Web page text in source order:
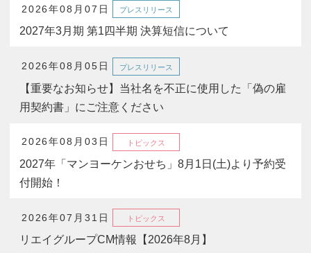
2026年08月07日 プレスリリース
2027年3月期 第1四半期 決算短信について
2026年08月05日 プレスリリース
【重要なお知らせ】当社名を不正に使用した「偽の雇
用契約書」にご注意ください
2026年08月03日 トピックス
2027年「マンヨーケンおせち」8月1日(土)より予約受
付開始！
2026年07月31日 トピックス
リエイグループCM情報【2026年8月】